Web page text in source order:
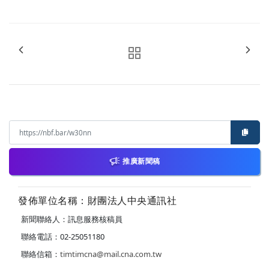
推廣新聞稿
發佈單位名稱：財團法人中央通訊社
新聞聯絡人：訊息服務核稿員
聯絡電話：02-25051180
聯絡信箱： timtimcna@mail.cna.com.tw